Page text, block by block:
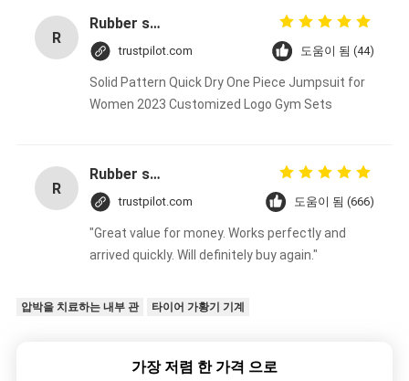
R
Rubber solid forklift tires For material handling forklift
trustpilot.com 도움이 됨 (44)
Solid Pattern Quick Dry One Piece Jumpsuit for
Women 2023 Customized Logo Gym Sets
R
Rubber solid forklift tires For material handling forklift
trustpilot.com 도움이 됨 (666)
"Great value for money. Works perfectly and
arrived quickly. Will definitely buy again."
압박을 치료하는 내부 관 타이어 가황기 기계
가장 저렴 한 가격 으로